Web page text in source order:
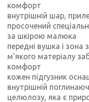
комфорт
внутрішній шар,
просочений
за шкірою малюка
передні вушка і зона
м'якого матеріалу
комфорт
кожен підгузник
внутрішній
целюлозу, яка є